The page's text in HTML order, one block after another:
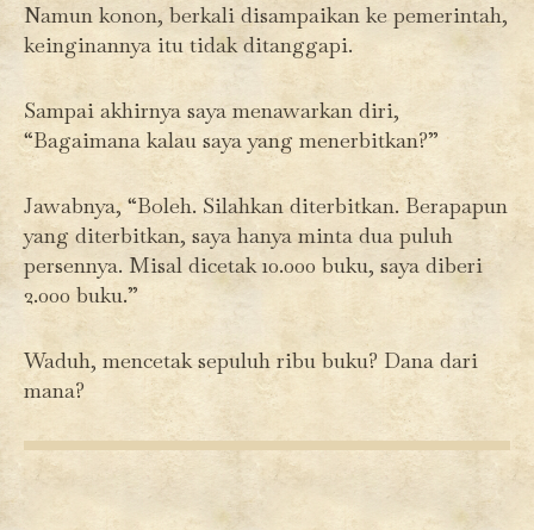
Namun konon, berkali disampaikan ke pemerintah,
keinginannya itu tidak ditanggapi.
Sampai akhirnya saya menawarkan diri,
“Bagaimana kalau saya yang menerbitkan?”
Jawabnya, “Boleh. Silahkan diterbitkan. Berapapun
yang diterbitkan, saya hanya minta dua puluh
persennya. Misal dicetak 10.000 buku, saya diberi
2.000 buku.”
Waduh, mencetak sepuluh ribu buku? Dana dari
mana?